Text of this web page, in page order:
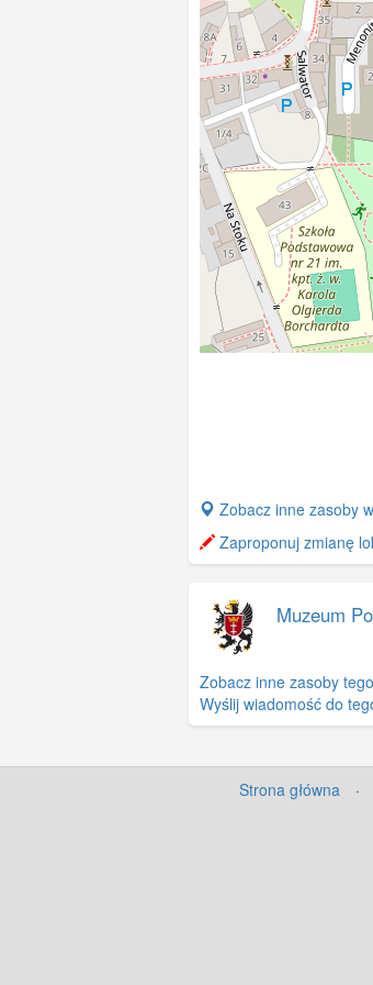
+
−
Zobacz inne zasoby
Zaproponuj zmianę
Muzeum
Zobacz inne zasoby
Wyślij wiadomość do
Strona główna ·